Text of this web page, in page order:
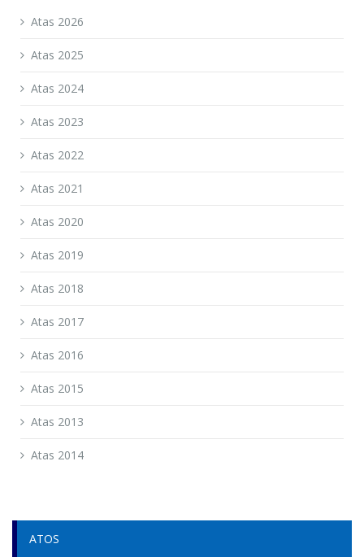
Atas 2026
Atas 2025
Atas 2024
Atas 2023
Atas 2022
Atas 2021
Atas 2020
Atas 2019
Atas 2018
Atas 2017
Atas 2016
Atas 2015
Atas 2013
Atas 2014
ATOS